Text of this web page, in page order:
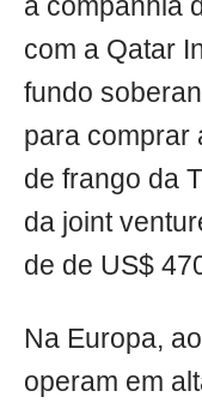
a companhia
com a Qatar
fundo
para comprar
de frango da
da joint
de de US$
Na Europa,
operam em